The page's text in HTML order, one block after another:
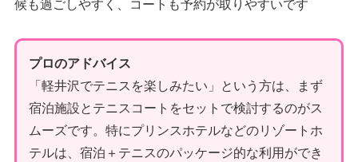
候も過ごしやすく、コートも予約が取りやすいです
プロのアドバイス
「軽井沢でテニスを楽しみたい」という方は、まず
宿泊施設とテニスコートをセットで検討するのがス
ムーズです。特にプリンスホテルなどのリゾートホ
テルは、宿泊＋テニスのパッケージ的な利用ができ